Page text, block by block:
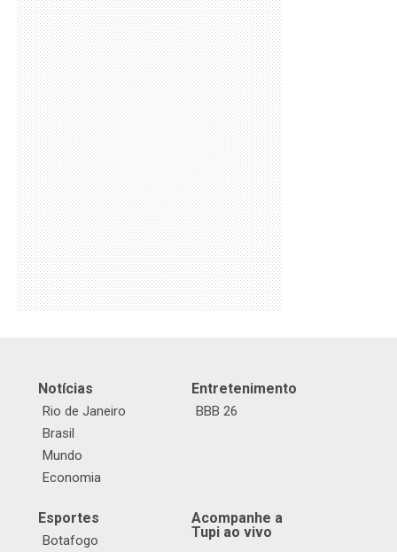
Notícias
Rio de Janeiro
Brasil
Mundo
Economia
Entretenimento
BBB 26
Esportes
Botafogo
Acompanhe a
Tupi ao vivo